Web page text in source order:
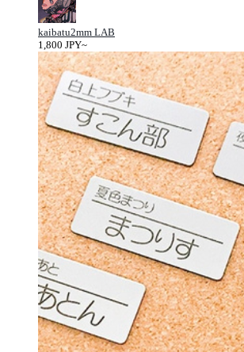
kaibatu2mm LAB
1,800 JPY~